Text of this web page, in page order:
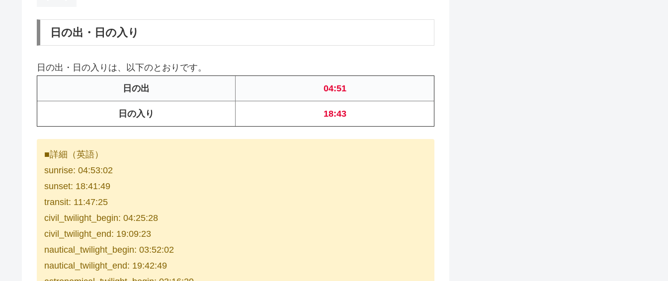
日の出・日の入り
日の出・日の入りは、以下のとおりです。
日の出 04:51
日の入り 18:43
■詳細（英語）
sunrise: 04:53:02
sunset: 18:41:49
transit: 11:47:25
civil_twilight_begin: 04:25:28
civil_twilight_end: 19:09:23
nautical_twilight_begin: 03:52:02
nautical_twilight_end: 19:42:49